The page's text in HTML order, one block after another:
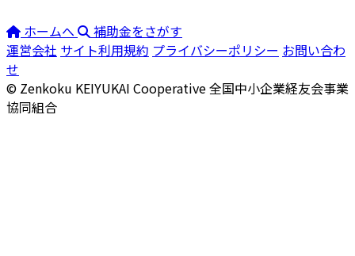
ホームへ
補助金をさがす
運営会社 サイト利用規約 プライバシーポリシー お問い合わ
せ
© Zenkoku KEIYUKAI Cooperative全国中小企業経友会事業
協同組合